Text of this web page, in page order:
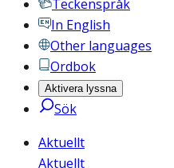
Teckenspråk
In English
Other languages
Ordbok
Aktivera lyssna
Sök
Aktuellt
Aktuellt